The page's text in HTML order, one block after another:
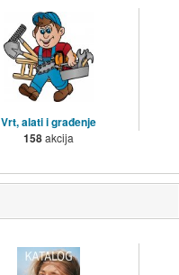
Vrt, alati i građenje
158akcija